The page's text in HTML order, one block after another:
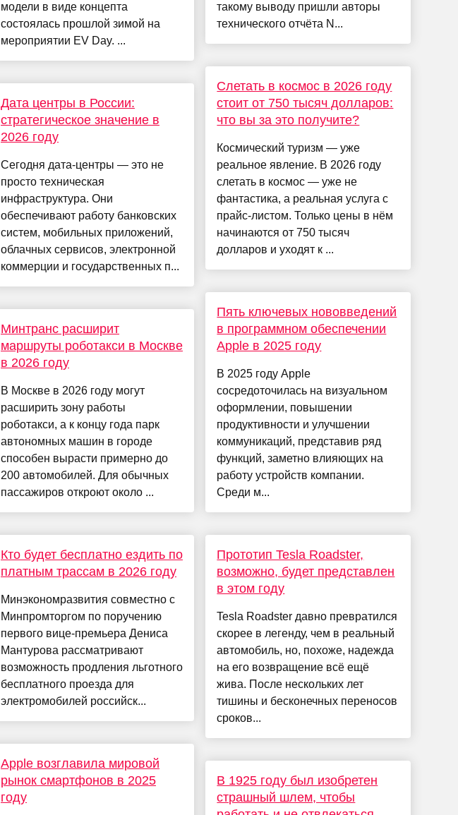
модели в виде концепта
состоялась прошлой зимой на
мероприятии EV Day. ...
Дата центры в России:
стратегическое значение в
2026 году
Сегодня дата-центры — это не
просто техническая
инфраструктура. Они
обеспечивают работу банковских
систем, мобильных приложений,
облачных сервисов, электронной
коммерции и государственных п...
Минтранс расширит
маршруты роботакси в Москве
в 2026 году
В Москве в 2026 году могут
расширить зону работы
роботакси, а к концу года парк
автономных машин в городе
способен вырасти примерно до
200 автомобилей. Для обычных
пассажиров откроют около ...
Кто будет бесплатно ездить по
платным трассам в 2026 году
Минэкономразвития совместно с
Минпромторгом по поручению
первого вице-премьера Дениса
Мантурова рассматривают
возможность продления льготного
бесплатного проезда для
электромобилей российск...
Apple возглавила мировой
рынок смартфонов в 2025
году
такому выводу пришли авторы
технического отчёта N...
Слетать в космос в 2026 году
стоит от 750 тысяч долларов:
что вы за это получите?
Космический туризм — уже
реальное явление. В 2026 году
слетать в космос — уже не
фантастика, а реальная услуга с
прайс-листом. Только цены в нём
начинаются от 750 тысяч
долларов и уходят к ...
Пять ключевых нововведений
в программном обеспечении
Apple в 2025 году
В 2025 году Apple
сосредоточилась на визуальном
оформлении, повышении
продуктивности и улучшении
коммуникаций, представив ряд
функций, заметно влияющих на
работу устройств компании.
Среди м...
Прототип Tesla Roadster,
возможно, будет представлен
в этом году
Tesla Roadster давно превратился
скорее в легенду, чем в реальный
автомобиль, но, похоже, надежда
на его возвращение всё ещё
жива. После нескольких лет
тишины и бесконечных переносов
сроков...
В 1925 году был изобретен
страшный шлем, чтобы